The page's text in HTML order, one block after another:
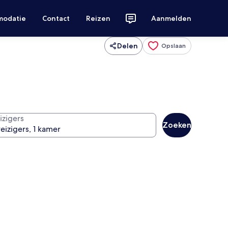
Contact Reizen Aanmelden
Delen Opslaan
Zoeken